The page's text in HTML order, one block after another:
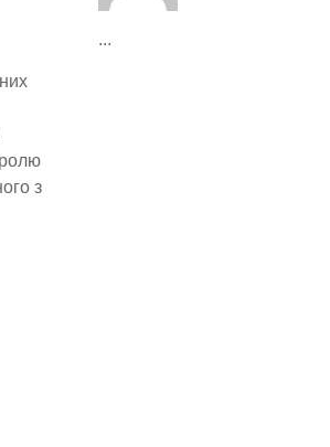
з
...